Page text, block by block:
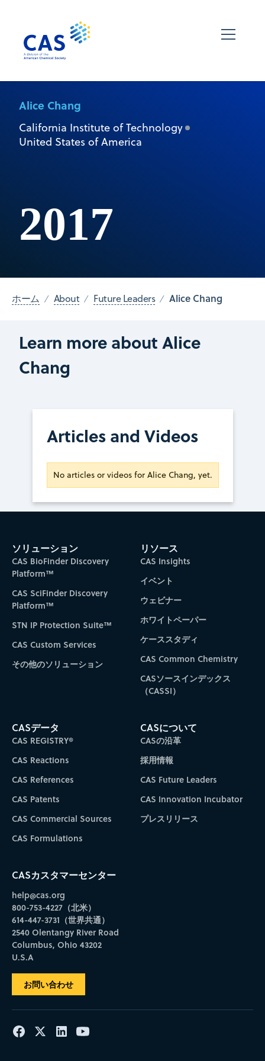
Alice Chang
California Institute of Technology
United States of America
2017
ホーム About Future Leaders Alice Chang
Learn more about Alice
Chang
Articles and Videos
No articles or videos for Alice Chang, yet.
ソリューション
CAS BioFinder Discovery
Platform™
CAS SciFinder Discovery
Platform™
STN IP Protection Suite™
CAS Custom Services
その他のソリューション
リソース
CAS Insights
イベント
ウェビナー
ホワイトペーパー
ケーススタディ
CAS Common Chemistry
CASソースインデックス
（CASSI）
CASデータ
CAS REGISTRY®
CAS Reactions
CAS References
CAS Patents
CAS Commercial Sources
CAS Formulations
CASについて
CASの沿革
採用情報
CAS Future Leaders
CAS Innovation Incubator
プレスリリース
CASカスタマーセンター
help@cas.org
800-753-4227（北米）
614-447-3731（世界共通）
2540 Olentangy River Road
Columbus, Ohio 43202
U.S.A
お問い合わせ